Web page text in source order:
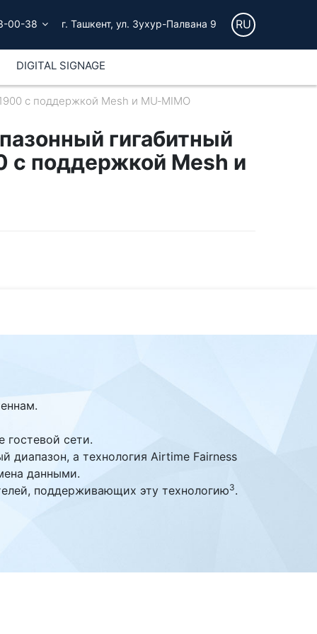
00-38 г. Ташкент, ул. Зухур-Палвана 9 RU
DIGITAL SIGNAGE
с поддержкой Mesh и MU‑MIMO
гигабитный
с поддержкой Mesh и
гостевой сети.
диапазон, а технология Airtime Fairness
данными.
поддерживающих эту технологию3.